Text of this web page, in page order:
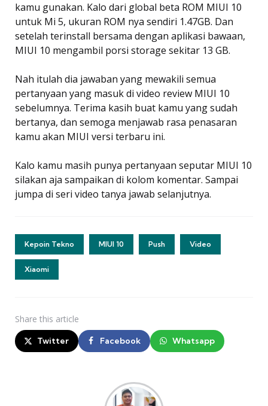
kamu gunakan. Kalo dari global beta ROM MIUI 10
untuk Mi 5, ukuran ROM nya sendiri 1.47GB. Dan
setelah terinstall bersama dengan aplikasi bawaan,
MIUI 10 mengambil porsi storage sekitar 13 GB.
Nah itulah dia jawaban yang mewakili semua
pertanyaan yang masuk di video review MIUI 10
sebelumnya. Terima kasih buat kamu yang sudah
bertanya, dan semoga menjawab rasa penasaran
kamu akan MIUI versi terbaru ini.
Kalo kamu masih punya pertanyaan seputar MIUI 10
silakan aja sampaikan di kolom komentar. Sampai
jumpa di seri video tanya jawab selanjutnya.
Kepoin Tekno MIUI 10 Push Video
Xiaomi
Share this article
Twitter Facebook Whatsapp